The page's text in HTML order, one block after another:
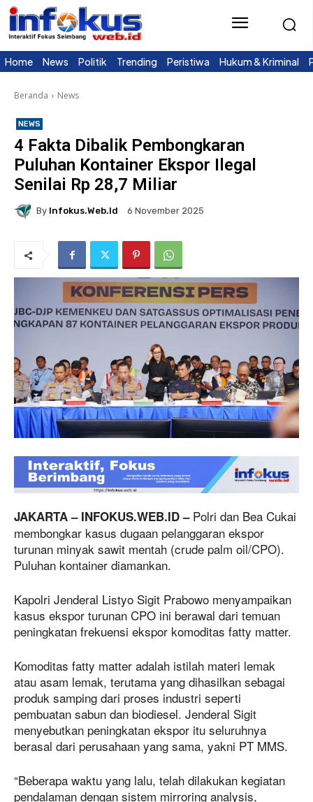
Home News Politik Trending Peristiwa Hukum & Kriminal
Beranda News
NEWS
4 Fakta Dibalik Pembongkaran
Puluhan Kontainer Ekspor Ilegal
Senilai Rp 28,7 Miliar
By Infokus.web.id 6 November 2025
JAKARTA – INFOKUS.WEB.ID –Polri dan Bea Cukai
membongkar kasus dugaan pelanggaran ekspor
turunan minyak sawit mentah (crude palm oil/CPO).
Puluhan kontainer diamankan.
Kapolri Jenderal Listyo Sigit Prabowo menyampaikan
kasus ekspor turunan CPO ini berawal dari temuan
peningkatan frekuensi ekspor komoditas fatty matter.
Komoditas fatty matter adalah istilah materi lemak
atau asam lemak, terutama yang dihasilkan sebagai
produk samping dari proses industri seperti
pembuatan sabun dan biodiesel. Jenderal Sigit
menyebutkan peningkatan ekspor itu seluruhnya
berasal dari perusahaan yang sama, yakni PT MMS.
“Beberapa waktu yang lalu, telah dilakukan kegiatan
pendalaman dengan sistem mirroring analysis,